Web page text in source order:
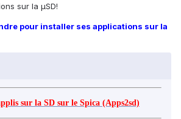
sur la µSD!
pour installer ses applications sur la
sur la SD sur le Spica (Apps2sd)